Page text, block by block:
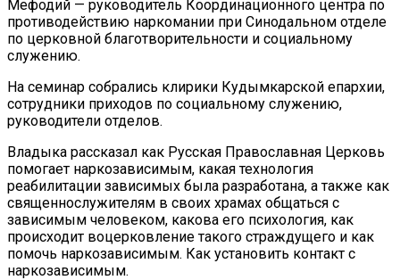
Мефодий — руководитель Координационного центра по
противодействию наркомании при Синодальном отделе
по церковной благотворительности и социальному
служению.
На семинар собрались клирики Кудымкарской епархии,
сотрудники приходов по социальному служению,
руководители отделов.
Владыка рассказал как Русская Православная Церковь
помогает наркозависимым, какая технология
реабилитации зависимых была разработана, а также как
священнослужителям в своих храмах общаться с
зависимым человеком, какова его психология, как
происходит воцерковление такого страждущего и как
помочь наркозависимым. Как установить контакт с
наркозависимым.